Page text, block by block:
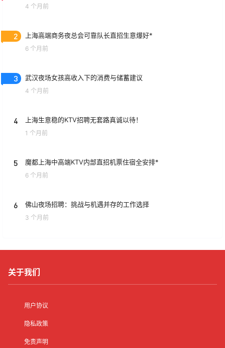
4 个月前
2 上海高端商务夜总会可靠队长直招生意爆好*
6 个月前
3 武汉夜场女孩高收入下的消费与储蓄建议
4 个月前
4 上海生意稳的KTV招聘无套路真诚以待！
1 个月前
5 魔都上海中高端KTV内部直招机票住宿全安排*
6 个月前
6 佛山夜场招聘：挑战与机遇并存的工作选择
3 个月前
关于我们
用户协议
隐私政策
免责声明